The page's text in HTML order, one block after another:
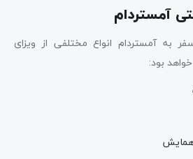
آمستردام
به آمستردام انواع مختلفی از ویزای
بود:
همایش